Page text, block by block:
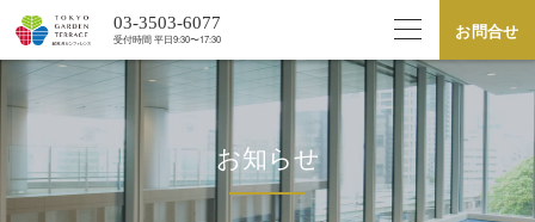
03-3503-6077
受付時間 平⽇9:30〜17:30 お問合せ
お知らせ